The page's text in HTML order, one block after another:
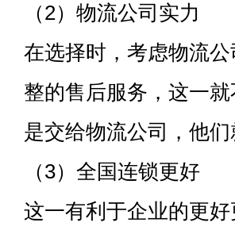
（2）物流公司实力
在选择时，考虑物流
整的售后服务，这一
是交给物流公司，他
（3）全国连锁更好
这一有利于企业的更